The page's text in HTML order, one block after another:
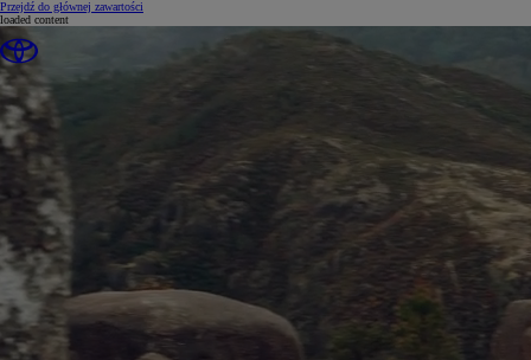
Przejdź do głównej zawartości
loaded content